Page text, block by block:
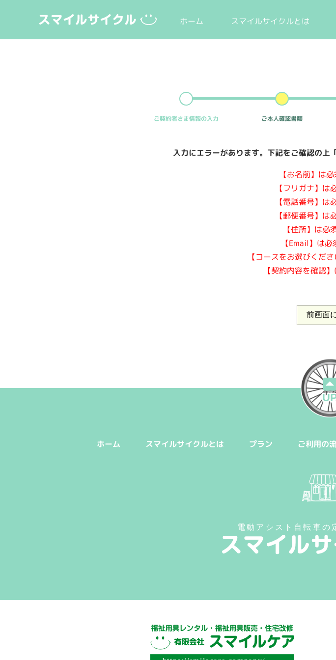
ホーム スマイルサイクルとは
ご契約者さま情報の入力 ご本人確認書類
入力にエラーがあります。下記をご確認の上
【お名前】は
【フリガナ】は
【電話番号】は
【郵便番号】は
【住所】は必
【Email】は必
【コースをお選びくだ
【契約内容を確認
ホーム スマイルサイクルとは プラン ご利用の